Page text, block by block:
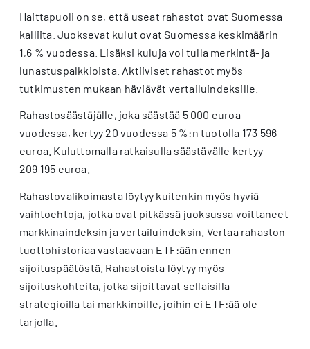
Haittapuoli on se, että useat rahastot ovat Suomessa
kalliita. Juoksevat kulut ovat Suomessa keskimäärin
1,6 % vuodessa. Lisäksi kuluja voi tulla merkintä- ja
lunastuspalkkioista. Aktiiviset rahastot myös
tutkimusten mukaan häviävät vertailuindeksille.
Rahastosäästäjälle, joka säästää 5 000 euroa
vuodessa, kertyy 20 vuodessa 5 %:n tuotolla 173 596
euroa. Kuluttomalla ratkaisulla säästävälle kertyy
209 195 euroa.
Rahastovalikoimasta löytyy kuitenkin myös hyviä
vaihtoehtoja, jotka ovat pitkässä juoksussa voittaneet
markkinaindeksin ja vertailuindeksin. Vertaa rahaston
tuottohistoriaa vastaavaan ETF:ään ennen
sijoituspäätöstä. Rahastoista löytyy myös
sijoituskohteita, jotka sijoittavat sellaisilla
strategioilla tai markkinoille, joihin ei ETF:ää ole
tarjolla.